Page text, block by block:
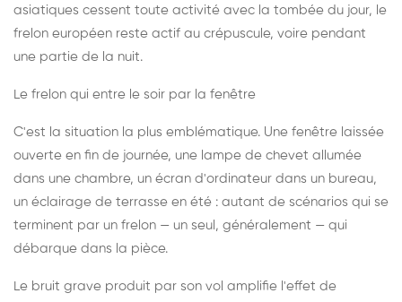
asiatiques cessent toute activité avec la tombée du jour, le
frelon européen reste actif au crépuscule, voire pendant
une partie de la nuit.
Le frelon qui entre le soir par la fenêtre
C'est la situation la plus emblématique. Une fenêtre laissée
ouverte en fin de journée, une lampe de chevet allumée
dans une chambre, un écran d'ordinateur dans un bureau,
un éclairage de terrasse en été : autant de scénarios qui se
terminent par un frelon — un seul, généralement — qui
débarque dans la pièce.
Le bruit grave produit par son vol amplifie l'effet de